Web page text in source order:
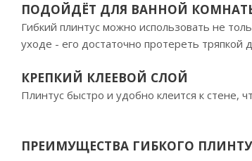
ПОДОЙДЁТ ДЛЯ ВАННОЙ
Гибкий плинтус можно использовать не
уходе - его достаточно протереть тряпкой
КРЕПКИЙ КЛЕЕВОЙ СЛОЙ
Плинтус быстро и удобно клеится к стене,
ПРЕИМУЩЕСТВА ГИБКОГО